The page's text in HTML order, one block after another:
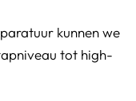
kunnen we
tot high-